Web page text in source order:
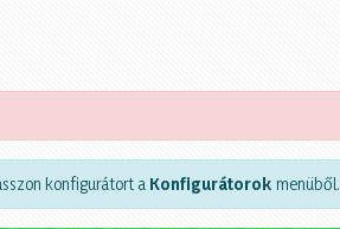
konfigurátort a Konfigurátorok menüből.